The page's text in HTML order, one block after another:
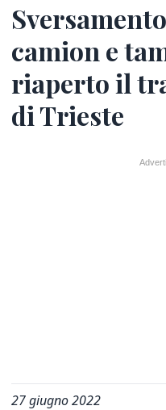
camion e
riaperto il
di Trieste
27 giugno 2022